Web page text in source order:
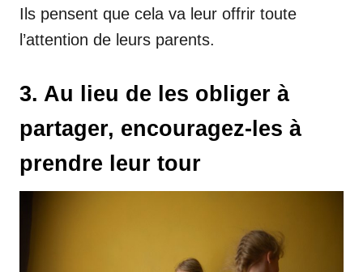
Ils pensent que cela va leur offrir toute
l’attention de leurs parents.
3. Au lieu de les obliger à
partager, encouragez-les à
prendre leur tour